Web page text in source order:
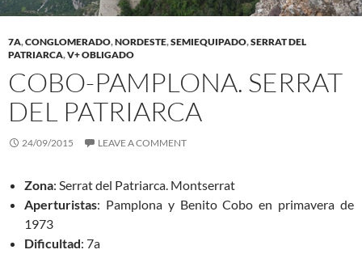
7A,CONGLOMERADO,NORDESTE,SEMIEQUIPADO,SERRAT DEL
PATRIARCA,V+ OBLIGADO
COBO-PAMPLONA. SERRAT
DEL PATRIARCA
24/09/2015 LEAVE A COMMENT
Zona: Serrat del Patriarca. Montserrat
Aperturistas: Pamplona y Benito Cobo en primavera de
1973
Dificultad: 7a